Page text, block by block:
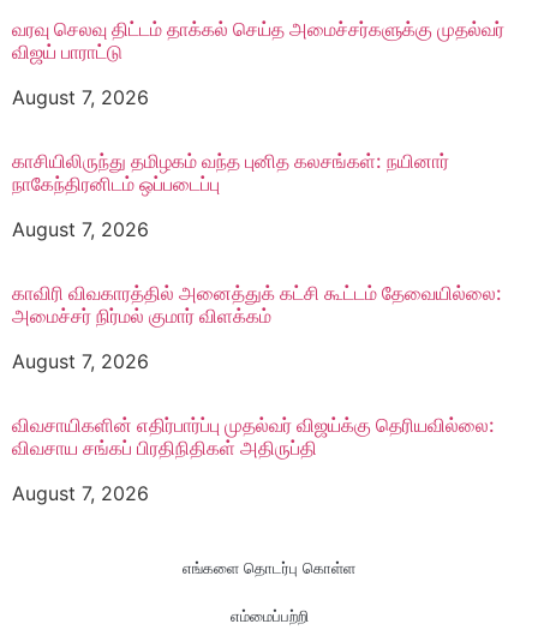
வரவு செலவு திட்டம் தாக்கல் செய்த அமைச்சர்களுக்கு முதல்வர்
விஜய் பாராட்டு
August 7, 2026
காசியிலிருந்து தமிழகம் வந்த புனித கலசங்கள்: நயினார்
நாகேந்திரனிடம் ஒப்படைப்பு
August 7, 2026
காவிரி விவகாரத்தில் அனைத்துக் கட்சி கூட்டம் தேவையில்லை:
அமைச்சர் நிர்மல் குமார் விளக்கம்
August 7, 2026
விவசாயிகளின் எதிர்பார்ப்பு முதல்வர் விஜய்க்கு தெரியவில்லை:
விவசாய சங்கப் பிரதிநிதிகள் அதிருப்தி
August 7, 2026
எங்களை தொடர்பு கொள்ள
எம்மைப்பற்றி